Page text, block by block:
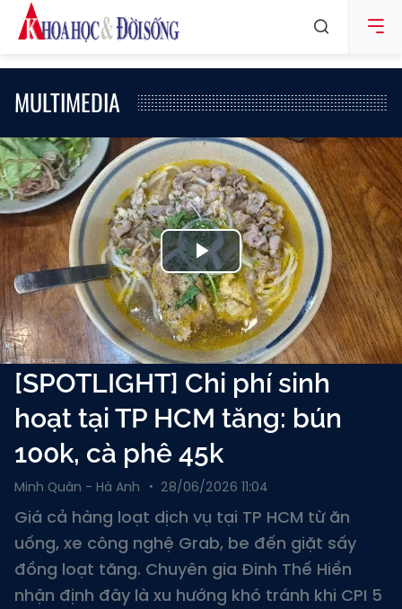
MULTIMEDIA
Play
Video
[SPOTLIGHT] Chi phí sinh
hoạt tại TP HCM tăng: bún
100k, cà phê 45k
Minh Quân - Hà Anh 28/06/2026 11:04
Giá cả hàng loạt dịch vụ tại TP HCM từ ăn
uống, xe công nghệ Grab, be đến giặt sấy
đồng loạt tăng. Chuyên gia Đinh Thế Hiển
nhận định đây là xu hướng khó tránh khi CPI 5